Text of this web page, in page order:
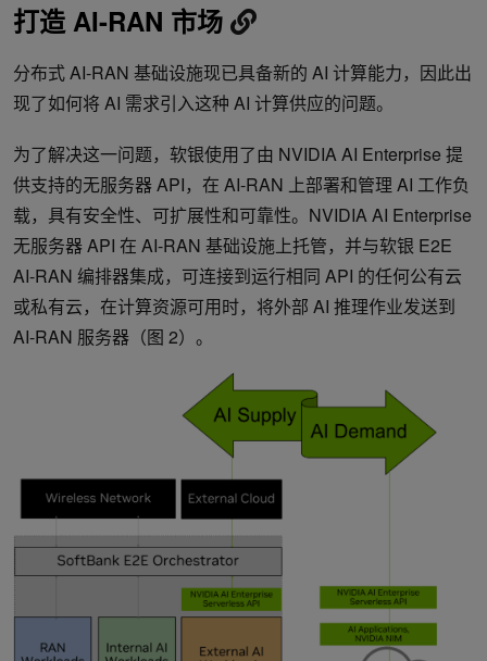
打造 AI-RAN 市场
分布式 AI-RAN 基础设施现已具备新的 AI 计算能力，因此出
现了如何将 AI 需求引入这种 AI 计算供应的问题。
为了解决这一问题，软银使用了由 NVIDIA AI Enterprise 提
供支持的无服务器 API，在 AI-RAN 上部署和管理 AI 工作负
载，具有安全性、可扩展性和可靠性。NVIDIA AI Enterprise
无服务器 API 在 AI-RAN 基础设施上托管，并与软银 E2E
AI-RAN 编排器集成，可连接到运行相同 API 的任何公有云
或私有云，在计算资源可用时，将外部 AI 推理作业发送到
AI-RAN 服务器（图 2）。